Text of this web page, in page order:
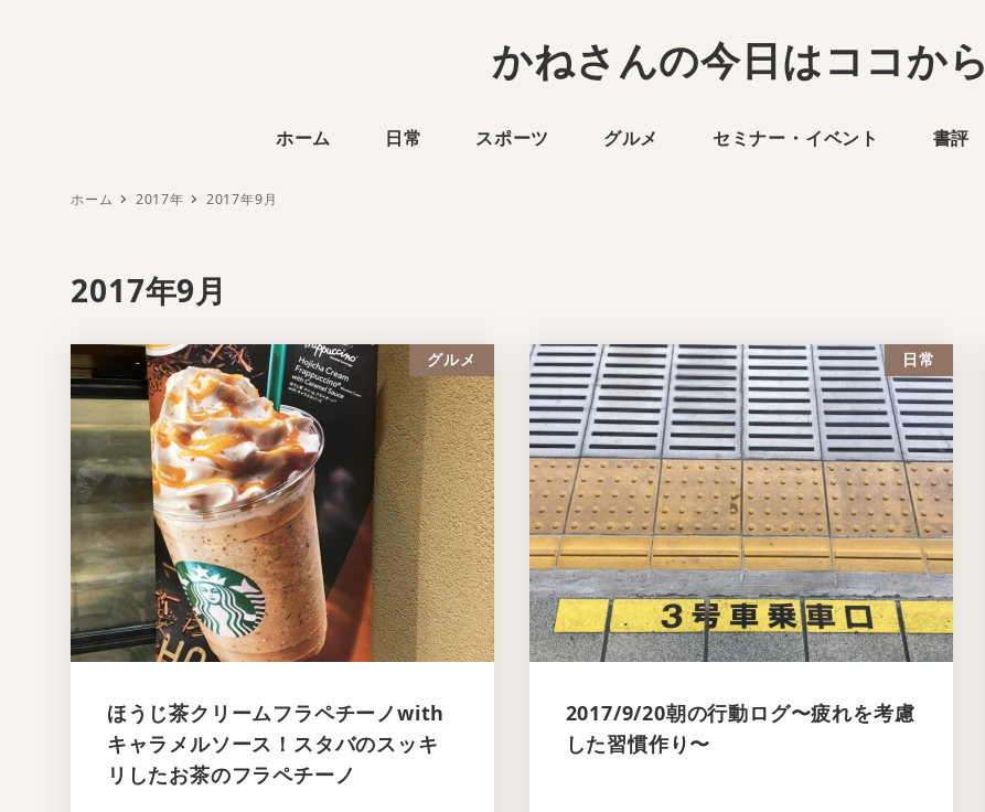
かねさんの今日はココから
ホーム 日常 スポーツ グルメ セミナー・イベント 書評
ホーム 2017年 2017年9月
2017年9月
グルメ
ほうじ茶クリームフラペチーノwith
キャラメルソース！スタバのスッキ
リしたお茶のフラペチーノ
日常
2017/9/20朝の行動ログ〜疲れを考慮
した習慣作り〜